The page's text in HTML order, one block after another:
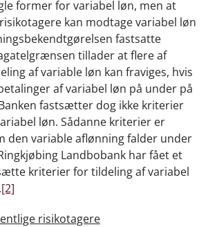
former for variabel løn, men at
kan modtage variabel løn
fastsatte
tillader at flere af
af variable løn kan fraviges, hvis
af variabel løn på under på
fastsætter dog ikke kriterier
løn. Sådanne kriterier er
den variable aflønning falder under
Landbobank har fået et
kriterier for tildeling af variabel
[2]
risikotagere